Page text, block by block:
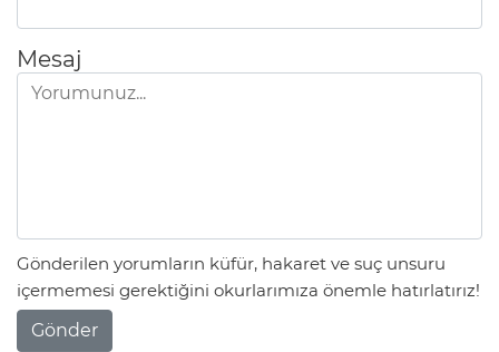
Mesaj
Gönderilen yorumların küfür, hakaret ve suç unsuru
içermemesi gerektiğini okurlarımıza önemle hatırlatırız!
Gönder